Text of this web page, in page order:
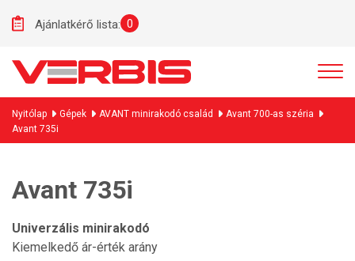
Ajánlatkérő lista: 0
Nyitólap Gépek AVANT minirakodó család
Avant 700-as széria
Avant 735i
Avant 735i
Univerzális minirakodó
Kiemelkedő ár-érték arány